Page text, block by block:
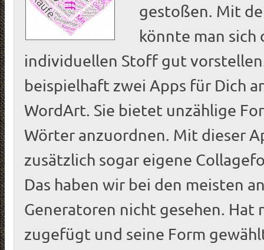
gestoßen. Mit
könnte man sich
individuellen Stoff gut
beispielhaft zwei Apps für Dich
WordArt. Sie bietet unzählige
Wörter anzuordnen. Mit dieser
zusätzlich sogar eigene
Das haben wir bei den meisten
Generatoren nicht gesehen. Hat
zugefügt und seine Form